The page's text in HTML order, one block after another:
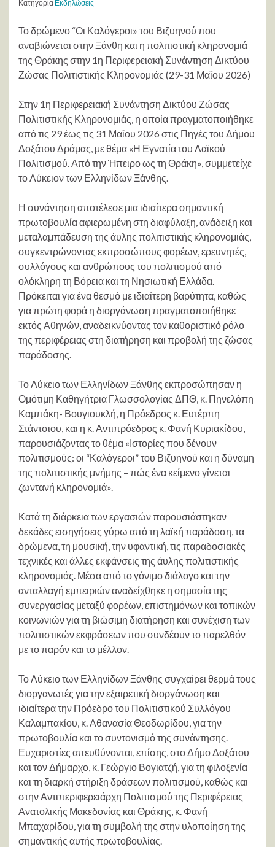
Κατηγορία Εκδηλώσεις
Το δρώμενο “Οι Καλόγεροι» του Βιζυηνού που
αναβιώνεται στην Ξάνθη και η πολιτιστική κληρονομιά
της Θράκης στην 1η Περιφερειακή Συνάντηση Δικτύου
Ζώσας Πολιτιστικής Κληρονομιάς (29-31 Μαΐου 2026)
Στην 1η Περιφερειακή Συνάντηση Δικτύου Ζώσας
Πολιτιστικής Κληρονομιάς, η οποία πραγματοποιήθηκε
από τις 29 έως τις 31 Μαΐου 2026 στις Πηγές του Δήμου
Δοξάτου Δράμας, με θέμα «Η Εγνατία του Λαϊκού
Πολιτισμού. Από την Ήπειρο ως τη Θράκη», συμμετείχε
το Λύκειον των Ελληνίδων Ξάνθης.
Η συνάντηση αποτέλεσε μια ιδιαίτερα σημαντική
πρωτοβουλία αφιερωμένη στη διαφύλαξη, ανάδειξη και
μεταλαμπάδευση της άυλης πολιτιστικής κληρονομιάς,
συγκεντρώνοντας εκπροσώπους φορέων, ερευνητές,
συλλόγους και ανθρώπους του πολιτισμού από
ολόκληρη τη Βόρεια και τη Νησιωτική Ελλάδα.
Πρόκειται για ένα θεσμό με ιδιαίτερη βαρύτητα, καθώς
για πρώτη φορά η διοργάνωση πραγματοποιήθηκε
εκτός Αθηνών, αναδεικνύοντας τον καθοριστικό ρόλο
της περιφέρειας στη διατήρηση και προβολή της ζώσας
παράδοσης.
Το Λύκειο των Ελληνίδων Ξάνθης εκπροσώπησαν η
Ομότιμη Καθηγήτρια Γλωσσολογίας ΔΠΘ, κ. Πηνελόπη
Καμπάκη- Βουγιουκλή, η Πρόεδρος κ. Ευτέρπη
Στάντσιου, και η κ. Αντιπρόεδρος κ. Φανή Κυριακίδου,
παρουσιάζοντας το θέμα «Ιστορίες που δένουν
πολιτισμούς: οι “Καλόγεροι” του Βιζυηνού και η δύναμη
της πολιτιστικής μνήμης – πώς ένα κείμενο γίνεται
ζωντανή κληρονομιά».
Κατά τη διάρκεια των εργασιών παρουσιάστηκαν
δεκάδες εισηγήσεις γύρω από τη λαϊκή παράδοση, τα
δρώμενα, τη μουσική, την υφαντική, τις παραδοσιακές
τεχνικές και άλλες εκφάνσεις της άυλης πολιτιστικής
κληρονομιάς. Μέσα από το γόνιμο διάλογο και την
ανταλλαγή εμπειριών αναδείχθηκε η σημασία της
συνεργασίας μεταξύ φορέων, επιστημόνων και τοπικών
κοινωνιών για τη βιώσιμη διατήρηση και συνέχιση των
πολιτιστικών εκφράσεων που συνδέουν το παρελθόν
με το παρόν και το μέλλον.
Το Λύκειο των Ελληνίδων Ξάνθης συγχαίρει θερμά τους
διοργανωτές για την εξαιρετική διοργάνωση και
ιδιαίτερα την Πρόεδρο του Πολιτιστικού Συλλόγου
Καλαμπακίου, κ. Αθανασία Θεοδωρίδου, για την
πρωτοβουλία και το συντονισμό της συνάντησης.
Ευχαριστίες απευθύνονται, επίσης, στο Δήμο Δοξάτου
και τον Δήμαρχο, κ. Γεώργιο Βογιατζή, για τη φιλοξενία
και τη διαρκή στήριξη δράσεων πολιτισμού, καθώς και
στην Αντιπεριφερειάρχη Πολιτισμού της Περιφέρειας
Ανατολικής Μακεδονίας και Θράκης, κ. Φανή
Μπαχαρίδου, για τη συμβολή της στην υλοποίηση της
σημαντικής αυτής πρωτοβουλίας.